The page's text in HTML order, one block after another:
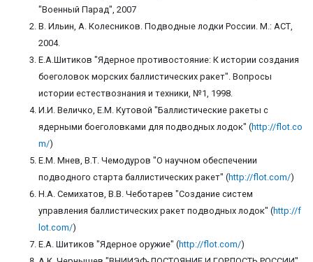
"Военный Парад", 2007
В. Ильин, А. Колесников. Подводные лодки России. М.: АСТ,
2004.
Е.А.Шитиков "Ядерное противостояние: К истории создания
боеголовок морских баллистических ракет". Вопросы
истории естествознания и техники, №1, 1998.
И.И. Величко, Е.М. Кутовой "Баллистические ракеты с
ядерными боеголовками для подводных лодок" (http://flot.co
m/)
Е.М. Мнев, В.Т. Чемодуров "О научном обеспечении
подводного старта баллистических ракет" (http://flot.com/)
Н.А. Семихатов, В.В. Чеботарев "Создание систем
управления баллистических ракет подводных лодок" (http://f
lot.com/)
Е.А. Шитиков "Ядерное оружие" (http://flot.com/)